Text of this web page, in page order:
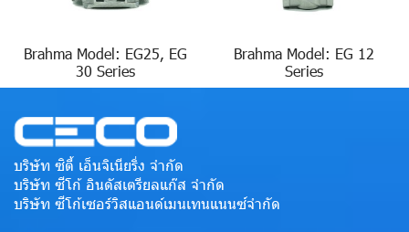
Brahma Model: EG25, EG
30 Series
Brahma Model: EG 12
Series
บริษัท ซิตี้ เอ็นจิเนียริ่ง จำกัด
บริษัท ซีโก้ อินดัสเตรียลแก๊ส จำกัด
บริษัท ซีโก้เซอร์วิสแอนด์เมนเทนแนนซ์จำกัด